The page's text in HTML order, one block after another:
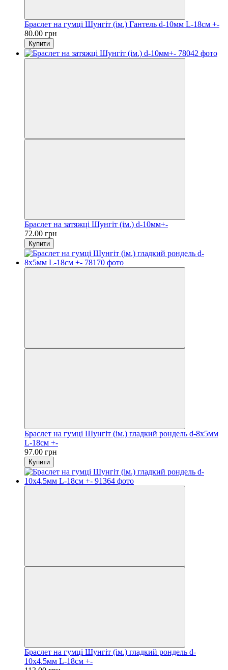
Браслет на гумці Шунгіт (ім.) Гантель d-10мм L-18см +-
80.00 грн
Купити
Браслет на затяжці Шунгіт (ім.) d-10мм+-
72.00 грн
Купити
Браслет на гумці Шунгіт (ім.) гладкий рондель d-8х5мм
L-18см +-
97.00 грн
Купити
Браслет на гумці Шунгіт (ім.) гладкий рондель d-
10х4.5мм L-18см +-